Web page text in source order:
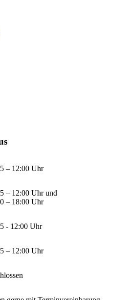
– 12:00 Uhr
– 12:00 Uhr und
– 18:00 Uhr
- 12:00 Uhr
– 12:00 Uhr